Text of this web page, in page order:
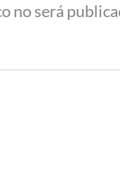
no será